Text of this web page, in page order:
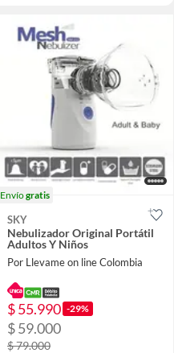
Envíogratis
SKY
Nebulizador Original Portátil
Adultos Y Niños
Por Llevame on line Colombia
$ 55.990 -29%
$ 59.000
$ 79.000